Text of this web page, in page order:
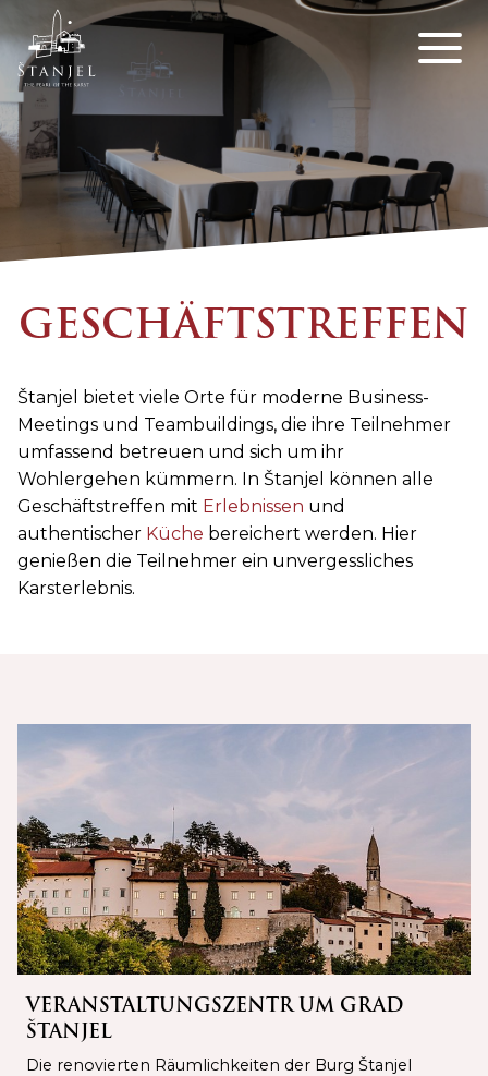
GESCHÄFTSTREFFEN
Štanjel bietet viele Orte für moderne Business-
Meetings und Teambuildings, die ihre Teilnehmer
umfassend betreuen und sich um ihr
Wohlergehen kümmern. In Štanjel können alle
Geschäftstreffen mit Erlebnissen und
authentischer Küche bereichert werden. Hier
genießen die Teilnehmer ein unvergessliches
Karsterlebnis.
VERANSTALTUNGSZENTR UM GRAD
ŠTANJEL
Die renovierten Räumlichkeiten der Burg Štanjel